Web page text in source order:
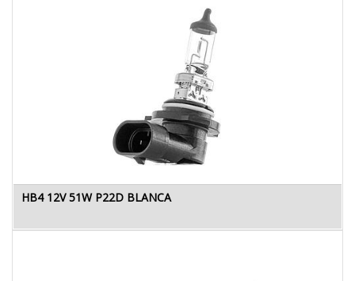
HB4 12V 51W P22D BLANCA